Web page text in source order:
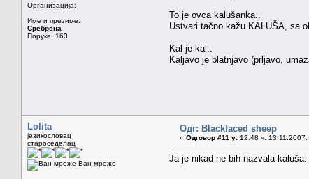
Организација:
Име и презиме:
Сребрена
Поруке: 163
To je ovca kalušanka..
Ustvari tačno kažu KALUŠA, sa
Kal je kal..
Kaljavo je blatnjavo (prljavo,
Lolita
језикословац
староседелац
Ван мреже
Одг: Blackfaced sheep
« Одговор #11 у: 12.48 ч. 13.11.2007.
Ja je nikad ne bih nazvala